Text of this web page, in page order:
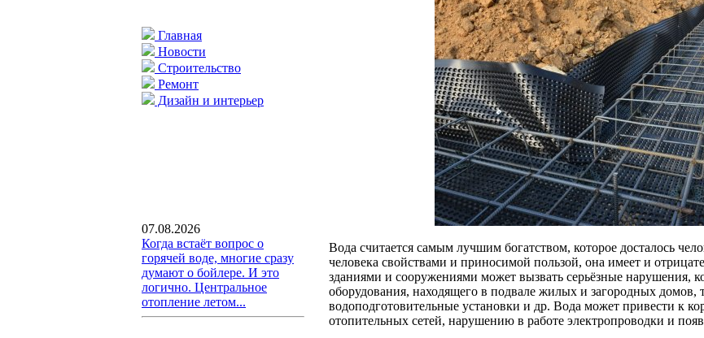
Главная
Новости
Строительство
Ремонт
Дизайн и интерьер
07.08.2026
Когда встаёт вопрос о
горячей воде, многие сразу
думают о бойлере. И это
логично. Центральное
отопление летом...
Вода считается самым лучшим богатством, которое досталось
человека свойствами и приносимой пользой, она имеет и
зданиями и сооружениями может вызвать серьёзные нарушения,
оборудования, находящего в подвале жилых и загородных домов,
водоподготовительные установки и др. Вода может привести к
отопительных сетей, нарушению в работе электропроводки и